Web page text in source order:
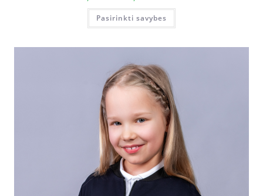
Pasirinkti savybes